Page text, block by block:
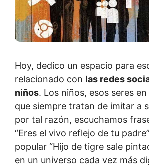
Hoy, dedico un espacio para
relacionado con las redes
niños. Los niños, esos seres
que siempre tratan de imitar a
por tal razón, escuchamos
“Eres el vivo reflejo de tu
popular “Hijo de tigre sale
en un universo cada vez más